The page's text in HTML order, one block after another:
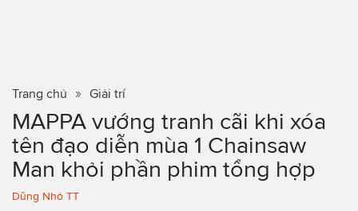
Trang chủ Giải trí
MAPPA vướng tranh cãi khi xóa
tên đạo diễn mùa 1 Chainsaw
Man khỏi phần phim tổng hợp
Dũng Nhỏ TT